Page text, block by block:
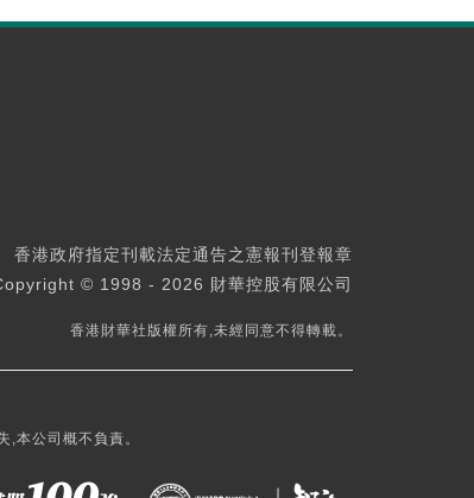
香港政府指定刊載法定通告之憲報刊登報章
© 1998 - 2026 財華控股有限公司
香港財華社版權所有,未經同意不得轉載。
本公司概不負責。